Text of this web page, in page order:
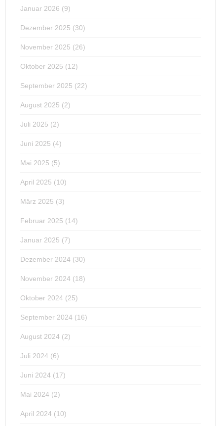
Januar 2026 (9)
Dezember 2025 (30)
November 2025 (26)
Oktober 2025 (12)
September 2025 (22)
August 2025 (2)
Juli 2025 (2)
Juni 2025 (4)
Mai 2025 (5)
April 2025 (10)
März 2025 (3)
Februar 2025 (14)
Januar 2025 (7)
Dezember 2024 (30)
November 2024 (18)
Oktober 2024 (25)
September 2024 (16)
August 2024 (2)
Juli 2024 (6)
Juni 2024 (17)
Mai 2024 (2)
April 2024 (10)